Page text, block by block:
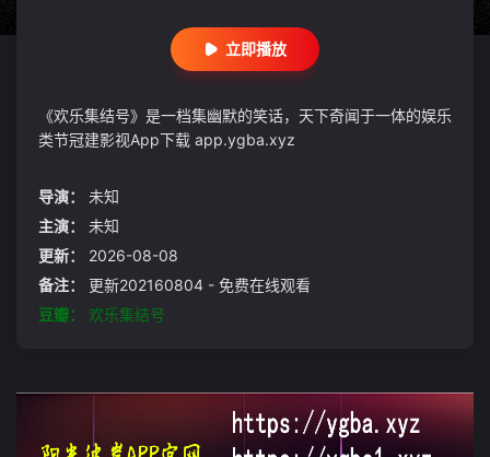
立即播放
《欢乐集结号》是一档集幽默的笑话，天下奇闻于一体的娱乐
类节冠建影视App下载 app.ygba.xyz
导演：
未知
主演：
未知
更新：
2026-08-08
备注：
更新202160804 - 免费在线观看
豆瓣：
欢乐集结号